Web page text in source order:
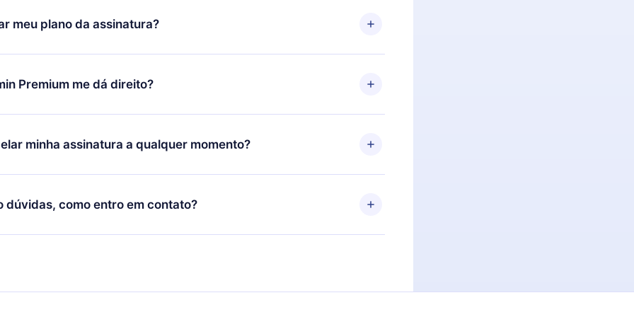
satisfeito com nossa plataforma, basta entrar em contato com nossa
(contato@12min.com) em até 7 dias após a compra e solicitar o
meu plano da assinatura?
só se aplicará a partir do próximo período de cobrança. Por
decidiu mudar sua assinatura mensal para anual, após confirmar a
o plano anual, o novo plano só será aplicado e cobrado após o aniversário
Premium me dá direito?
é um plano que te garante acesso a toda nossa biblioteca de 2500+
em 3 línguas (Inglês, espanhol e português) que você pode ler ou
momento através do nosso aplicativo disponível para iOS, Android e
minha assinatura a qualquer momento?
por não renovar sua assinatura do 12min, você pode cancelar a
e o próximo ciclo de cobrança não ocorrerá.
dúvidas, como entro em contato?
para entrar em contato porsupport@12min.com.